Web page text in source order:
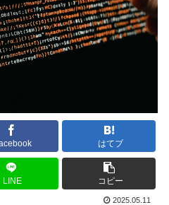
はてブ
LINE コピー
2025.05.11